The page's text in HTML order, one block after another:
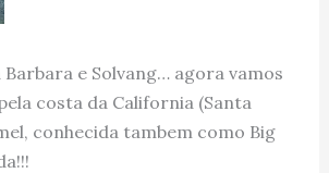
Barbara e Solvang… agora vamos
costa da California (Santa
conhecida tambem como Big